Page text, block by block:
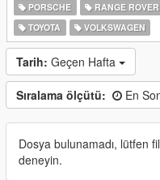
PORSCHE
RANGE ROVER
TOYOTA
VOLKSWAGEN
Tarih: Geçen Hafta
Sıralama ölçütü: En
Dosya bulunamadı, lütfen
deneyin.